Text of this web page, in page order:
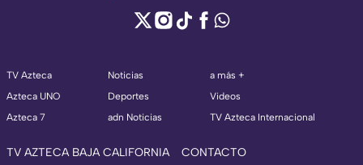
TV Azteca
Azteca UNO
Azteca 7
Noticias
Deportes
adn Noticias
a más +
Videos
TV Azteca Internacional
TV AZTECA BAJA CALIFORNIA CONTACTO